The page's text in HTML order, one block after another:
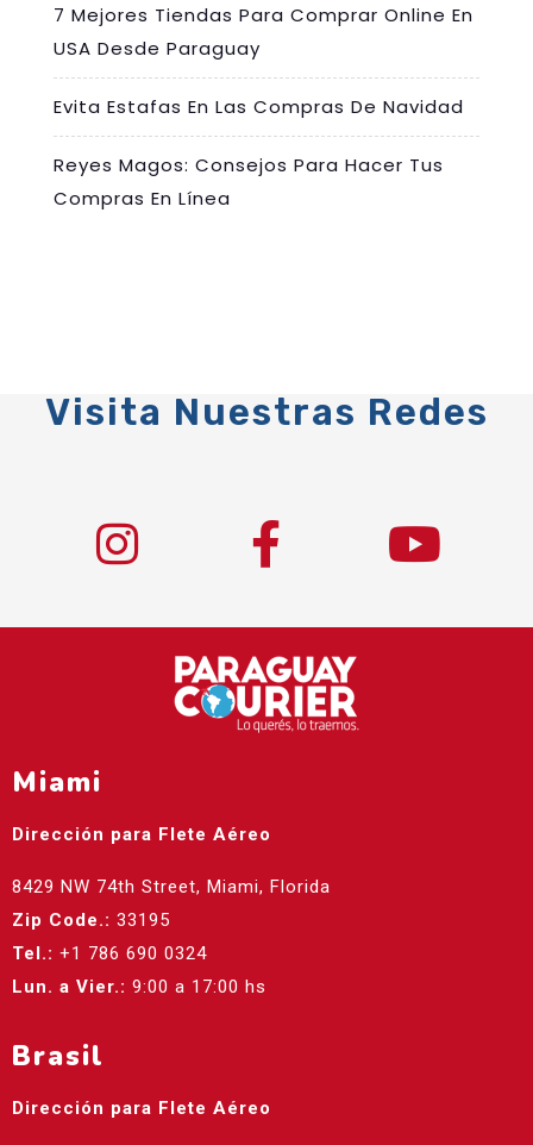
7 Mejores Tiendas Para Comprar Online En
USA Desde Paraguay
Evita Estafas En Las Compras De Navidad
Reyes Magos: Consejos Para Hacer Tus
Compras En Línea
Visita Nuestras Redes
Miami
Dirección para Flete Aéreo
8429 NW 74th Street, Miami, Florida
Zip Code.: 33195
Tel.: +1 786 690 0324
Lun. a Vier.: 9:00 a 17:00 hs
Brasil
Dirección para Flete Aéreo